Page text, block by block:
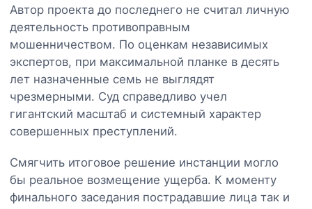
Автор проекта до последнего не считал личную
деятельность противоправным
мошенничеством. По оценкам независимых
экспертов, при максимальной планке в десять
лет назначенные семь не выглядят
чрезмерными. Суд справедливо учел
гигантский масштаб и системный характер
совершенных преступлений.
Смягчить итоговое решение инстанции могло
бы реальное возмещение ущерба. К моменту
финального заседания пострадавшие лица так и